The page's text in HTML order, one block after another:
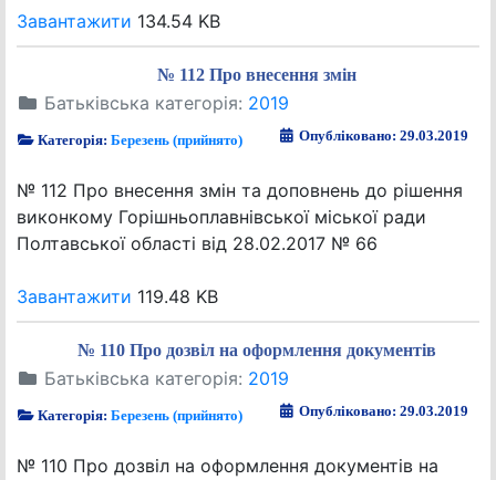
Завантажити 134.54 KB
№ 112 Про внесення змін
Батьківська категорія: 2019
Категорія:Березень (прийнято) Опубліковано: 29.03.2019
№ 112 Про внесення змін та доповнень до рішення
виконкому Горішньоплавнівської міської ради
Полтавської області від 28.02.2017 № 66
Завантажити 119.48 KB
№ 110 Про дозвіл на оформлення документів
Батьківська категорія: 2019
Категорія:Березень (прийнято) Опубліковано: 29.03.2019
№ 110 Про дозвіл на оформлення документів на